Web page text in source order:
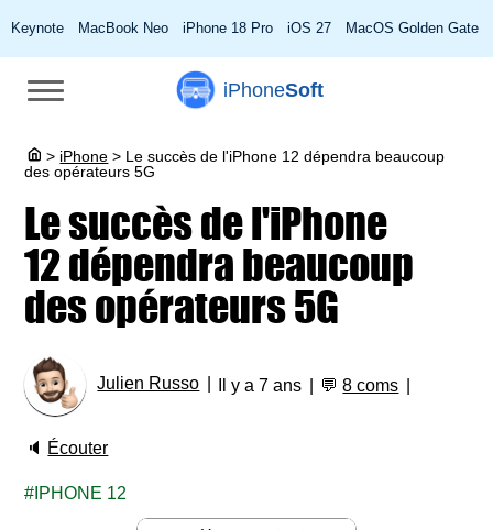
Keynote MacBook Neo iPhone 18 Pro iOS 27 MacOS Golden Gate
iPhoneSoft
> iPhone > Le succès de l'iPhone 12 dépendra beaucoup
des opérateurs 5G
Le succès de l'iPhone
12 dépendra beaucoup
des opérateurs 5G
Julien Russo Il y a 7 ans 💬8 coms
🔈 Écouter
IPHONE 12